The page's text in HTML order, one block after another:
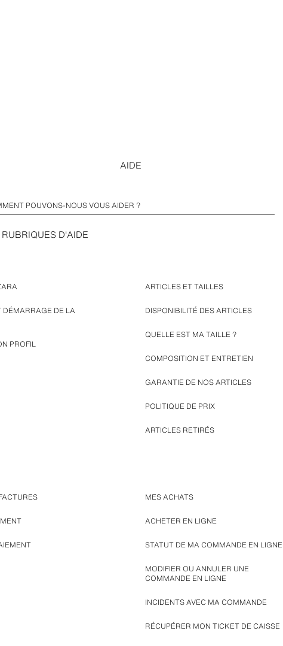
AIDE
D'AIDE
DÉMARRAGE DE LA
PROFIL
ARTICLES ET TAILLES
DISPONIBILITÉ DES ARTICLES
QUELLE EST MA TAILLE ?
COMPOSITION ET ENTRETIEN
GARANTIE DE NOS ARTICLES
POLITIQUE DE PRIX
ARTICLES RETIRÉS
MES ACHATS
ACHETER EN LIGNE
STATUT DE MA COMMANDE EN LIGNE
MODIFIER OU ANNULER UNE
COMMANDE EN LIGNE
INCIDENTS AVEC MA COMMANDE
RÉCUPÉRER MON TICKET DE CAISSE